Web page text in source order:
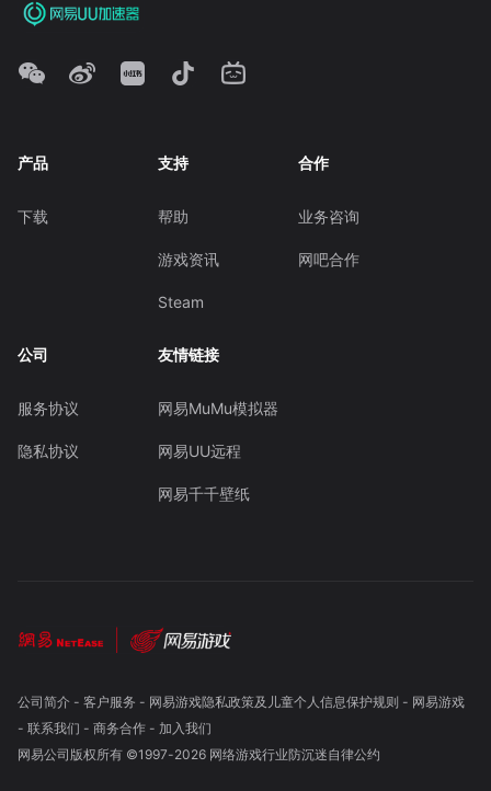
产品
下载
支持
帮助
游戏资讯
Steam
合作
业务咨询
网吧合作
公司
服务协议
隐私协议
友情链接
网易MuMu模拟器
网易UU远程
网易千千壁纸
公司简介- 客户服务 - 网易游戏隐私政策及儿童个人信息保护规则 - 网易游戏
- 联系我们 - 商务合作- 加入我们
网易公司版权所有 ©1997-2026 网络游戏行业防沉迷自律公约